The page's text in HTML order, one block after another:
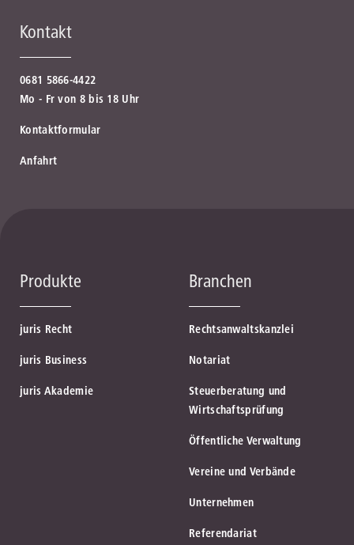
Kontakt
0681 5866-4422
Mo - Fr von 8 bis 18 Uhr
Kontaktformular
Anfahrt
Produkte
juris Recht
juris Business
juris Akademie
Branchen
Rechtsanwaltskanzlei
Notariat
Steuerberatung und
Wirtschaftsprüfung
Öffentliche Verwaltung
Vereine und Verbände
Unternehmen
Referendariat